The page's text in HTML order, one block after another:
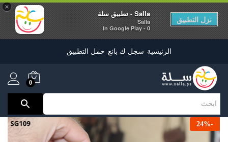
×
Salla - تطبيق سلة
Salla
0 - In Google Play
نزل التطبيق
الرئيسية سجل ك بائع حمل التطبيق
0
-
24%